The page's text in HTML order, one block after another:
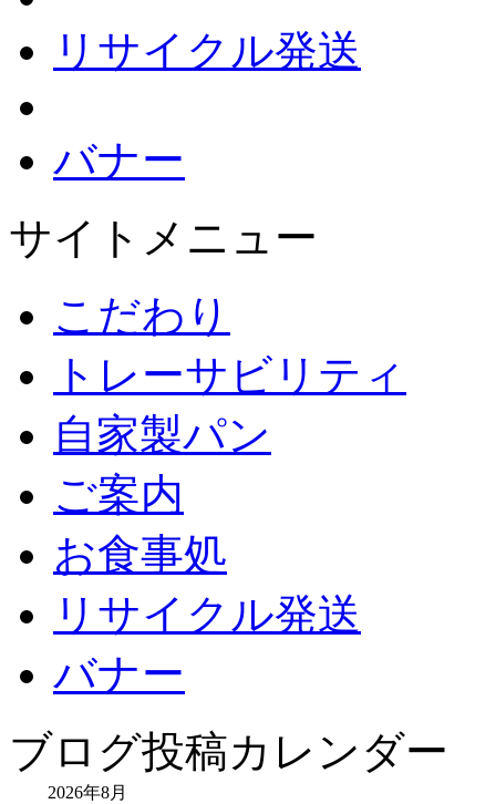
リサイクル発送
バナー
サイトメニュー
こだわり
トレーサビリティ
自家製パン
ご案内
お食事処
リサイクル発送
バナー
ブログ投稿カレンダー
2026年8月